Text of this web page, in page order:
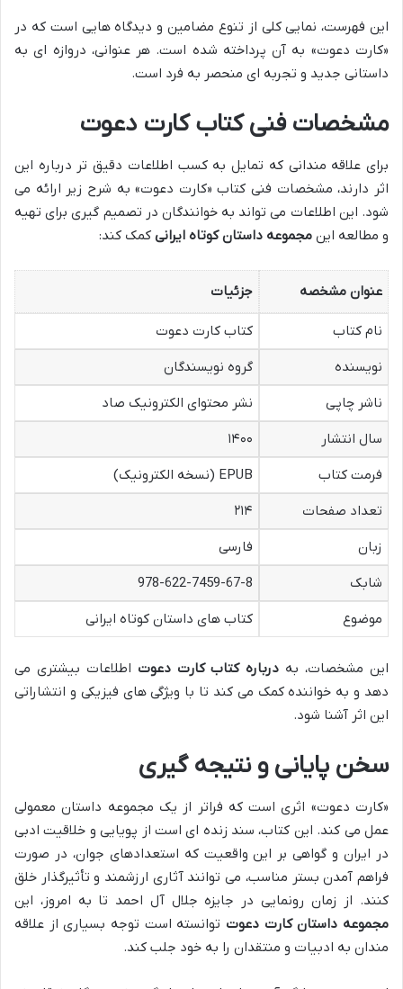
این فهرست، نمایی کلی از تنوع مضامین و دیدگاه هایی است که در
«کارت دعوت» به آن پرداخته شده است. هر عنوانی، دروازه ای به
داستانی جدید و تجربه ای منحصر به فرد است.
مشخصات فنی کتاب کارت دعوت
برای علاقه مندانی که تمایل به کسب اطلاعات دقیق تر درباره این
اثر دارند، مشخصات فنی کتاب «کارت دعوت» به شرح زیر ارائه می
شود. این اطلاعات می تواند به خوانندگان در تصمیم گیری برای تهیه
و مطالعه این مجموعه داستان کوتاه ایرانی کمک کند:
عنوان مشخصه جزئیات
نام کتاب
کتاب کارت دعوت
نویسنده
گروه نویسندگان
ناشر چاپی
نشر محتوای الکترونیک صاد
سال انتشار
۱۴۰۰
فرمت کتاب
EPUB (نسخه الکترونیک)
تعداد صفحات
۲۱۴
زبان
فارسی
شابک
978-622-7459-67-8
موضوع
کتاب های داستان کوتاه ایرانی
این مشخصات، به درباره کتاب کارت دعوت اطلاعات بیشتری می
دهد و به خواننده کمک می کند تا با ویژگی های فیزیکی و انتشاراتی
این اثر آشنا شود.
سخن پایانی و نتیجه گیری
«کارت دعوت» اثری است که فراتر از یک مجموعه داستان معمولی
عمل می کند. این کتاب، سند زنده ای است از پویایی و خلاقیت ادبی
در ایران و گواهی بر این واقعیت که استعدادهای جوان، در صورت
فراهم آمدن بستر مناسب، می توانند آثاری ارزشمند و تأثیرگذار خلق
کنند. از زمان رونمایی در جایزه جلال آل احمد تا به امروز، این
مجموعه داستان کارت دعوت توانسته است توجه بسیاری از علاقه
مندان به ادبیات و منتقدان را به خود جلب کند.